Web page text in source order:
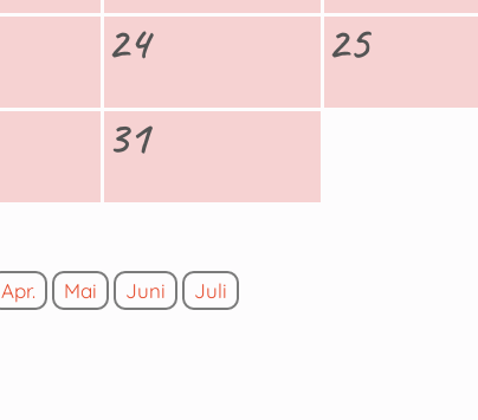
24
25
31
Apr. Mai Juni Juli